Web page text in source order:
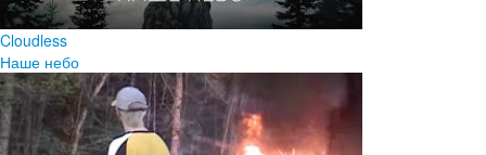
Cloudless
Наше небо